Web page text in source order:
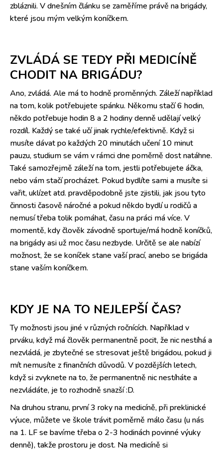
zbláznili. V dnešním článku se zaměříme právě na brigády,
které jsou mým velkým koníčkem.
ZVLÁDÁ SE TEDY PŘI MEDICÍNĚ
CHODIT NA BRIGÁDU?
Ano, zvládá. Ale má to hodně proměnných. Záleží například
na tom, kolik potřebujete spánku. Někomu stačí 6 hodin,
někdo potřebuje hodin 8 a 2 hodiny denně udělají velký
rozdíl. Každý se také učí jinak rychle/efektivně. Když si
musíte dávat po každých 20 minutách učení 10 minut
pauzu, studium se vám v rámci dne poměrně dost natáhne.
Také samozřejmě záleží na tom, jestli potřebujete áčka,
nebo vám stačí procházet. Pokud bydlíte sami a musíte si
vařit, uklízet atd. pravděpodobně jste zjistili, jak jsou tyto
činnosti časově náročné a pokud někdo bydlí u rodičů a
nemusí třeba tolik pomáhat, času na práci má více. V
momentě, kdy člověk závodně sportuje/má hodně koníčků,
na brigády asi už moc času nezbyde. Určitě se ale nabízí
možnost, že se koníček stane vaší prací, anebo se brigáda
stane vaším koníčkem.
KDY JE NA TO NEJLEPŠÍ ČAS?
Ty možnosti jsou jiné v různých ročnících. Například v
prváku, když má člověk permanentně pocit, že nic nestíhá a
nezvládá, je zbytečné se stresovat ještě brigádou, pokud ji
mít nemusíte z finančních důvodů. V pozdějších letech,
když si zvyknete na to, že permanentně nic nestíháte a
nezvládáte, je to rozhodně snazší :D.
Na druhou stranu, první 3 roky na medicíně, při preklinické
výuce, můžete ve škole trávit poměrně málo času (u nás
na 1. LF se bavíme třeba o 2-3 hodinách povinné výuky
denně), takže prostoru je dost. Na medicíně si